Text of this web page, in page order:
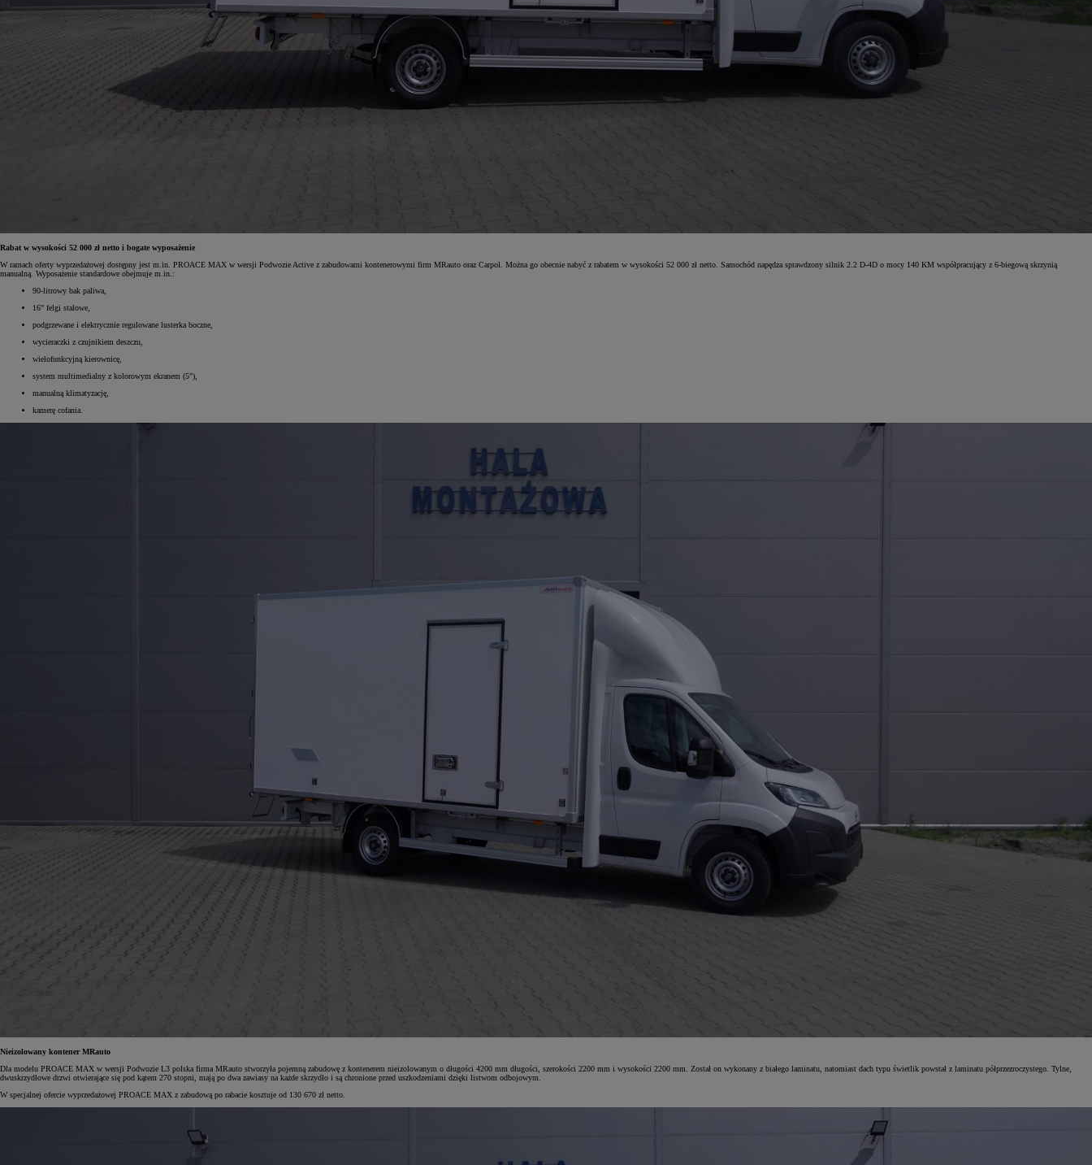
Od
Rabat w wysokości 52 000 zł netto i bogate wyposażenie
W ramach oferty wyprzedażowej dostępny jest m.in. PROACE MAX w wersji Podwozie Active z zabudowami kontenerowymi firm MRauto oraz Carpol. Można go obecnie nabyć z rabatem w wysokości 52 000 zł netto. Samochód napędza sprawdzony silnik 2.2 D-4D o mocy 140 KM współpracujący z 6-biegową skrzynią
manualną. Wyposażenie standardowe obejmuje m.in.:
90-litrowy bak paliwa,
16" felgi stalowe,
podgrzewane i elektrycznie regulowane lusterka boczne,
wycieraczki z czujnikiem deszczu,
wielofunkcyjną kierownicę,
system multimedialny z kolorowym ekranem (5"),
manualną klimatyzację,
kamerę cofania.
Nieizolowany kontener MRauto
Dla modelu PROACE MAX w wersji Podwozie L3 polska firma MRauto stworzyła pojemną zabudowę z kontenerem nieizolowanym o długości 4200 mm długości, szerokości 2200 mm i wysokości 2200 mm. Został on wykonany z białego laminatu, natomiast dach typu świetlik powstał z laminatu półprzezroczystego. Tylne,
dwuskrzydłowe drzwi otwierające się pod kątem 270 stopni, mają po dwa zawiasy na każde skrzydło i są chronione przed uszkodzeniami dzięki listwom odbojowym.
W specjalnej ofercie wyprzedażowej PROACE MAX z zabudową po rabacie kosztuje od 130 670 zł netto.